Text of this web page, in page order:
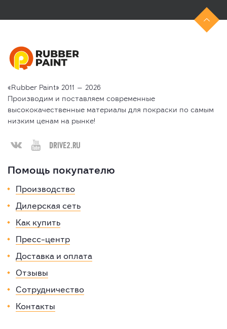

«Rubber Paint» 2011 — 2026
Производим и поставляем современные
высококачественные материалы для покраски по самым
низким ценам на рынке!
  
Помощь покупателю
Производство
Дилерская сеть
Как купить
Пресс-центр
Доставка и оплата
Отзывы
Сотрудничество
Контакты